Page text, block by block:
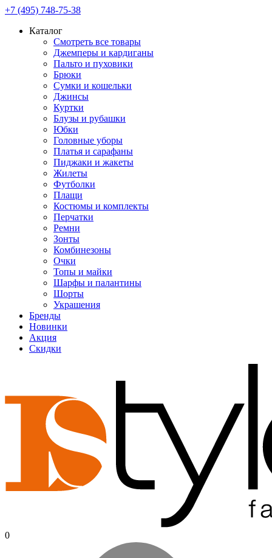
+7 (495) 748-75-38
Каталог
Смотреть все товары
Джемперы и кардиганы
Пальто и пуховики
Брюки
Сумки и кошельки
Джинсы
Куртки
Блузы и рубашки
Юбки
Головные уборы
Платья и сарафаны
Пиджаки и жакеты
Жилеты
Футболки
Плащи
Костюмы и комплекты
Перчатки
Ремни
Зонты
Комбинезоны
Очки
Топы и майки
Шарфы и палантины
Шорты
Украшения
Бренды
Новинки
Акция
Скидки
0